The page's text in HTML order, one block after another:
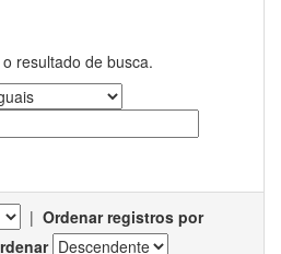
resultado de busca.
| Ordenar registros por